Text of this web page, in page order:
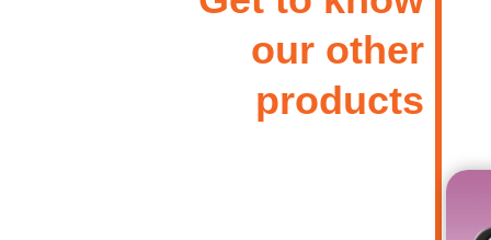
our other
products